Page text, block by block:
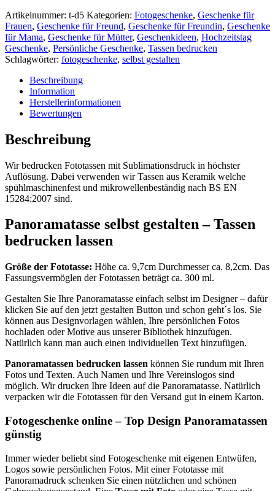
Artikelnummer: t-d5 Kategorien: Fotogeschenke, Geschenke für
Frauen, Geschenke für Freund, Geschenke für Freundin, Geschenke
für Mama, Geschenke für Mütter, Geschenkideen, Hochzeitstag
Geschenke, Persönliche Geschenke, Tassen bedrucken
Schlagwörter: fotogeschenke, selbst gestalten
Beschreibung
Information
Herstellerinformationen
Bewertungen
Beschreibung
Wir bedrucken Fototassen mit Sublimationsdruck in höchster
Auflösung. Dabei verwenden wir Tassen aus Keramik welche
spühlmaschinenfest und mikrowellenbeständig nach BS EN
15284:2007 sind.
Panoramatasse selbst gestalten – Tassen
bedrucken lassen
Größe der Fototasse: Höhe ca. 9,7cm Durchmesser ca. 8,2cm. Das
Fassungsvermöglen der Fototassen beträgt ca. 300 ml.
Gestalten Sie Ihre Panoramatasse einfach selbst im Designer – dafür
klicken Sie auf den jetzt gestalten Button und schon geht´s los. Sie
können aus Designvorlagen wählen, Ihre persönlichen Fotos
hochladen oder Motive aus unserer Bibliothek hinzufügen.
Natürlich kann man auch einen individuellen Text hinzufügen.
Panoramatassen bedrucken lassen können Sie rundum mit Ihren
Fotos und Texten. Auch Namen und Ihre Vereinslogos sind
möglich. Wir drucken Ihre Ideen auf die Panoramatasse. Natürlich
verpacken wir die Fototassen für den Versand gut in einem Karton.
Fotogeschenke online – Top Design Panoramatassen
günstig
Immer wieder beliebt sind Fotogeschenke mit eigenen Entwüfen,
Logos sowie persönlichen Fotos. Mit einer Fototasse mit
Panoramadruck schenken Sie einen nützlichen und schönen